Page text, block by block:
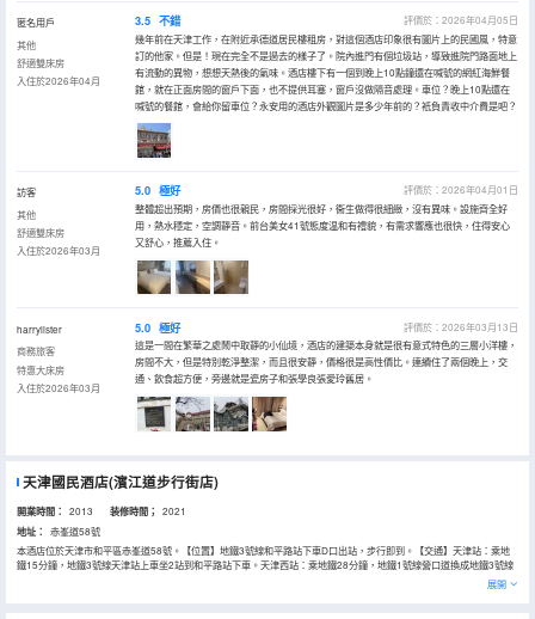
匿名用戶
其他
舒適雙床房
入住於2026年04月
3.5 不錯
評價於：2026年04月05日
幾年前在天津工作，在附近承德道居民樓租房，對這個酒店印象很有圖片上的民國風，特意
訂的他家。但是！現在完全不是過去的樣子了。院內進門有個垃圾站，導致進院門路面地上
有流動的異物，想想天熱後的氣味。酒店樓下有一個到晚上10點鐘還在喊號的網紅海鮮餐
館，就在正面房間的窗戶下面，也不提供耳塞，窗戶沒做隔音處理。車位？晚上10點還在
喊號的餐館，會給你留車位？永安用的酒店外觀圖片是多少年前的？衹負責收中介費是吧？
訪客
其他
舒適雙床房
入住於2026年03月
5.0 極好
評價於：2026年04月01日
整體超出預期，房價也很親民，房間採光很好，衞生做得很細緻，沒有異味。設施齊全好
用，熱水穩定，空調靜音。前台美女41號態度温和有禮貌，有需求響應也很快，住得安心
又舒心，推薦入住。
harrylister
商務旅客
特惠大床房
入住於2026年03月
5.0 極好
評價於：2026年03月13日
這是一間在繁華之處鬧中取靜的小仙境，酒店的建築本身就是很有意式特色的三層小洋樓，
房間不大，但是特別乾淨整潔，而且很安靜，價格很是高性價比。連續住了兩個晚上，交
通、飲食超方便，旁邊就是瓷房子和張學良張愛玲舊居。
天津國民酒店(濱江道步行街店)
開業時間： 2013 装修時間； 2021
地址：
赤峯道58號
本酒店位於天津市和平區赤峯道58號。【位置】地鐵3號線和平路站下車D口出站，步行即到。【交通】天津站：乘地
鐵15分鐘，地鐵3號線天津站上車坐2站到和平路站下車。天津西站：乘地鐵28分鐘，地鐵1號線營口道換成地鐵3號線
和平路站下車。天津南站：乘地鐵39分鐘，地鐵3號線直達，和平路站下車。天津北站：乘地鐵17分鐘，地鐵3號線直
達，和平路站下車。天津濱海國際機場：乘地鐵45分鐘，地鐵2號線到天津站換乘地鐵3號線和平路站下車。【景點】津
展開